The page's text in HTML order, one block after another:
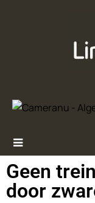
Geen
door